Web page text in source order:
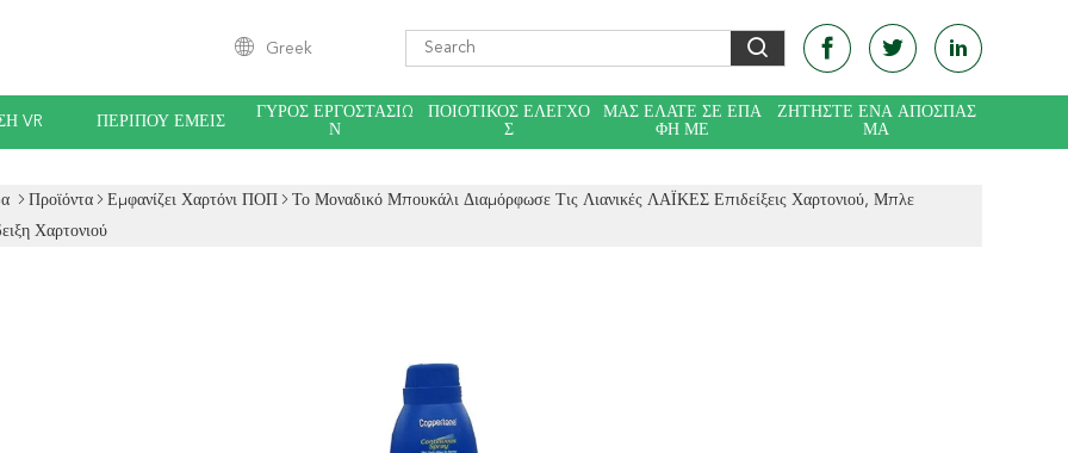
Greek
VR ΠΕΡΊΠΟΥ ΕΜΕΊΣ
ΓΎΡΟΣ ΕΡΓΟΣΤΑΣΊΩ
Ν
ΠΟΙΟΤΙΚΌΣ ΈΛΕΓΧΟ
Σ
ΜΑΣ ΕΛΆΤΕ ΣΕ ΕΠΑ
ΦΉ ΜΕ
ΖΗΤΉΣΤΕ ΈΝΑ ΑΠΌΣΠΑΣ
ΜΑ
Προϊόντα Εμφανίζει Χαρτόνι ΠΟΠ
Το Μοναδικό Μπουκάλι Διαμόρφωσε Τις Λιανικές ΛΑΪΚΕΣ Επιδείξεις Χαρτονιού, Μπλε
Χαρτονιού